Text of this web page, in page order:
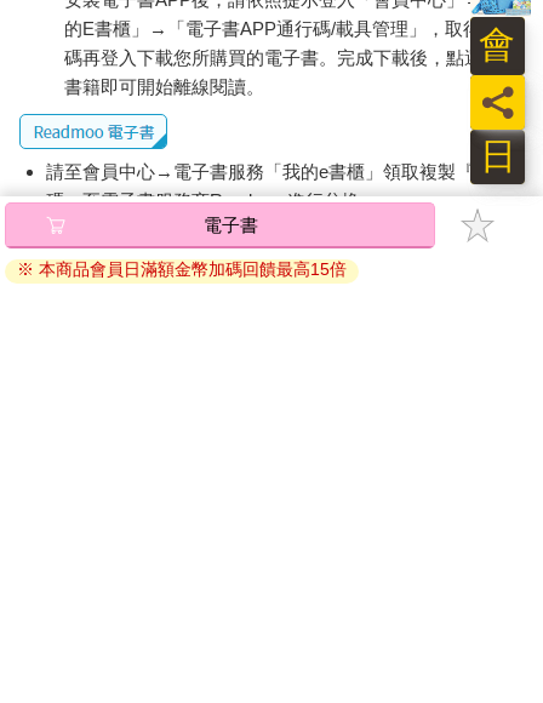
的E書櫃」→「電子書APP通行碼/載具管理」，取得通行
碼再登入下載您所購買的電子書。完成下載後，點選任一
書籍即可開始離線閱讀。
請至會員中心→電子書服務「我的e書櫃」領取複製『兌換
碼』至電子書服務商Readmoo進行兌換。
退換貨須知：
因版權保護，您在金石堂所購買的電子書僅能以金石堂專屬
電子書
※ 本商品會員日滿額金幣加碼回饋最高15倍
日
員
會